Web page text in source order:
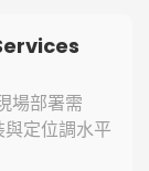
場部署需
定位調水平